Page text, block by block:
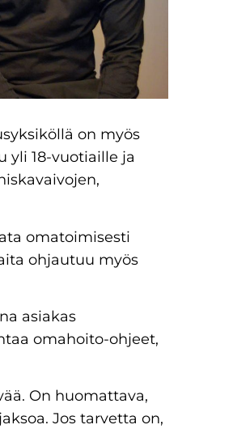
on myös
yli 18-vuotiaille ja
omatoimisesti
ohjautuu myös
asiakas
omahoito-ohjeet,
On huomattava,
Jos tarvetta on,